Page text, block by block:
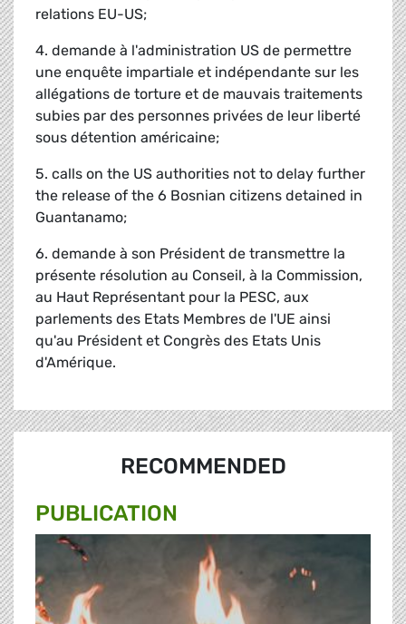
relations EU-US;
4. demande à l'administration US de permettre
une enquête impartiale et indépendante sur les
allégations de torture et de mauvais traitements
subies par des personnes privées de leur liberté
sous détention américaine;
5. calls on the US authorities not to delay further
the release of the 6 Bosnian citizens detained in
Guantanamo;
6. demande à son Président de transmettre la
présente résolution au Conseil, à la Commission,
au Haut Représentant pour la PESC, aux
parlements des Etats Membres de l'UE ainsi
qu'au Président et Congrès des Etats Unis
d'Amérique.
RECOMMENDED
PUBLICATION